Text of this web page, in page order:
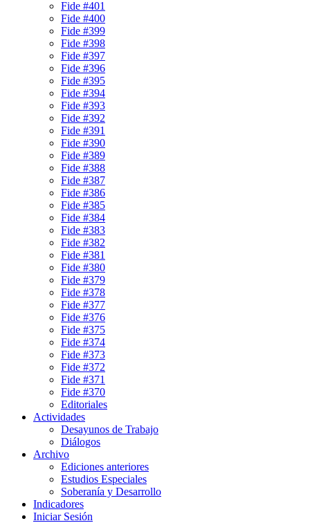
Fide #401
Fide #400
Fide #399
Fide #398
Fide #397
Fide #396
Fide #395
Fide #394
Fide #393
Fide #392
Fide #391
Fide #390
Fide #389
Fide #388
Fide #387
Fide #386
Fide #385
Fide #384
Fide #383
Fide #382
Fide #381
Fide #380
Fide #379
Fide #378
Fide #377
Fide #376
Fide #375
Fide #374
Fide #373
Fide #372
Fide #371
Fide #370
Editoriales
Actividades
Desayunos de Trabajo
Diálogos
Archivo
Ediciones anteriores
Estudios Especiales
Soberanía y Desarrollo
Indicadores
Iniciar Sesión